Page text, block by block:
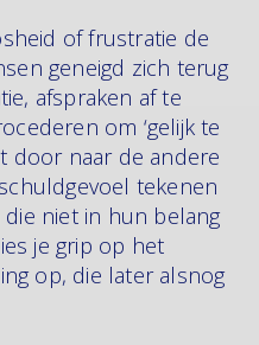
of frustratie de
geneigd zich terug
afspraken af te
om ‘gelijk te
door naar de andere
tekenen
niet in hun belang
je grip op het
op, die later alsnog